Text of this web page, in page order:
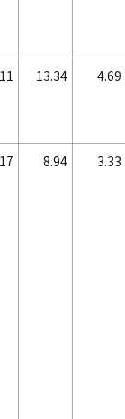
13.34 4.69
8.94 3.33